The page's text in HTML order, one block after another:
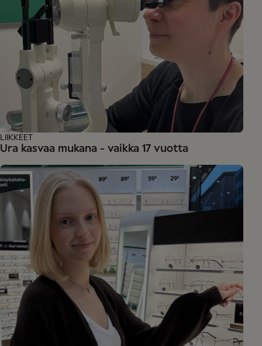
Ura kasvaa mukana - vaikka 17 vuotta
LIIKKEET